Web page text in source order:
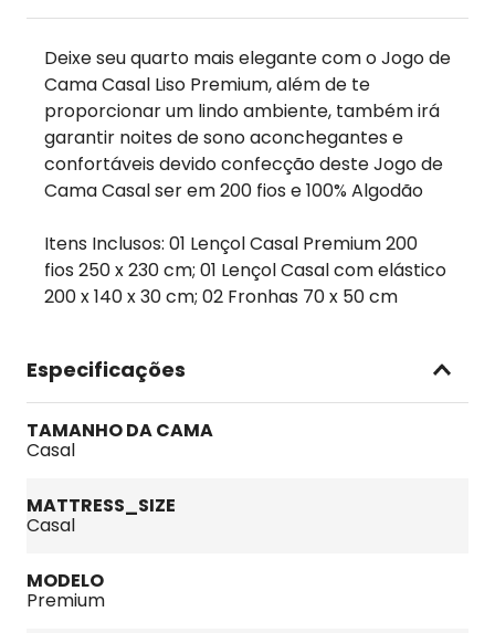
Deixe seu quarto mais elegante com o Jogo de
Cama Casal Liso Premium, além de te
proporcionar um lindo ambiente, também irá
garantir noites de sono aconchegantes e
confortáveis devido confecção deste Jogo de
Cama Casal ser em 200 fios e 100% Algodão
Itens Inclusos: 01 Lençol Casal Premium 200
fios 250 x 230 cm; 01 Lençol Casal com elástico
200 x 140 x 30 cm; 02 Fronhas 70 x 50 cm
Especificações
TAMANHO DA CAMA
Casal
MATTRESS_SIZE
Casal
MODELO
Premium